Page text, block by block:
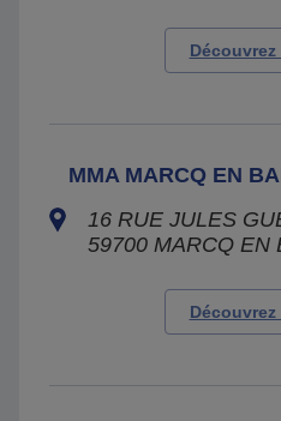
MMA MARCQ EN
16 RUE JULES
59700 MARCQ EN